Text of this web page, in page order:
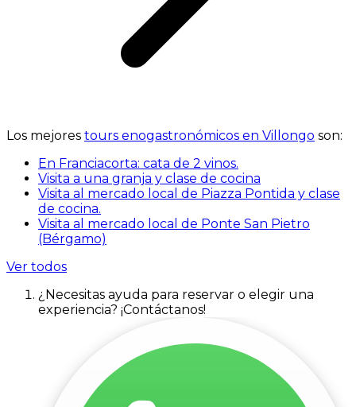
Los mejores tours enogastronómicos en Villongo son:
En Franciacorta: cata de 2 vinos.
Visita a una granja y clase de cocina
Visita al mercado local de Piazza Pontida y clase
de cocina.
Visita al mercado local de Ponte San Pietro
(Bérgamo)
Ver todos
¿Necesitas ayuda para reservar o elegir una
experiencia? ¡Contáctanos!